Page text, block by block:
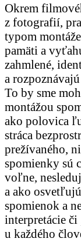
Okrem
z fotografií,
typom
pamäti a
zahmlené,
a
To by sme
montážou
ako polovica
stráca
prežívaného,
spomienky sú
voľne,
a ako
spomienok a
interpretácie či
u každého